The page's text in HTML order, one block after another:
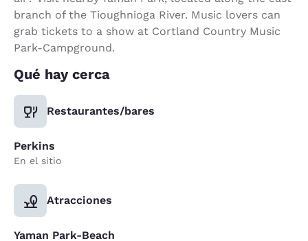
branch of the Tioughnioga River. Music lovers can
grab tickets to a show at Cortland Country Music
Park-Campground.
Qué hay cerca
Restaurantes/bares
Perkins
En el sitio
Atracciones
Yaman Park-Beach